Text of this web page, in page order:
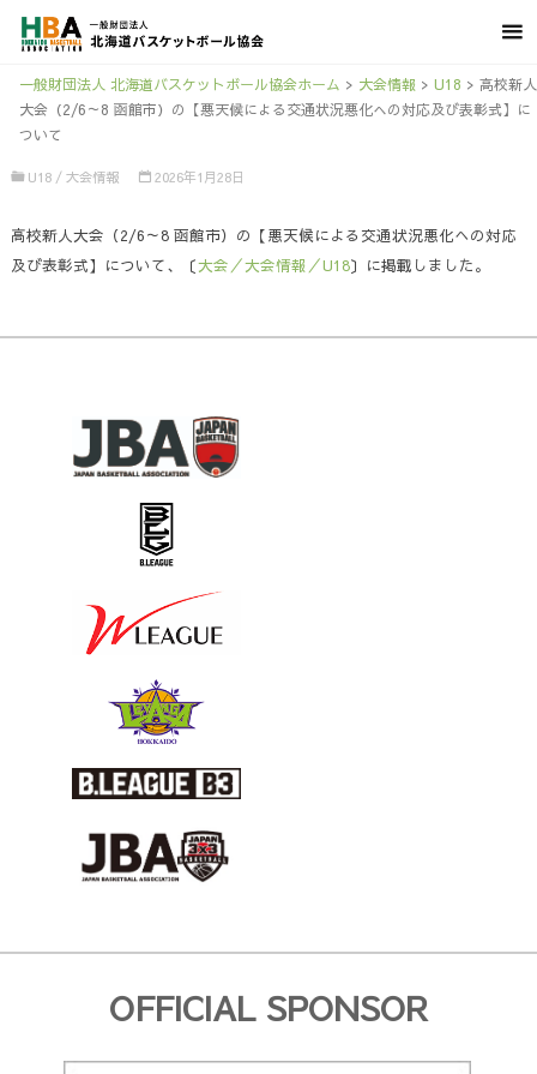
一般財団法人 北海道バスケットボール協会ホーム > 大会情報 > U18 > 高校新人
大会（2/6～8 函館市）の【悪天候による交通状況悪化への対応及び表彰式】に
ついて
U18 / 大会情報 2026年1月28日
高校新人大会（2/6～8 函館市）の【悪天候による交通状況悪化への対応
及び表彰式】について、〔大会／大会情報／U18〕に掲載しました。
OFFICIAL SPONSOR